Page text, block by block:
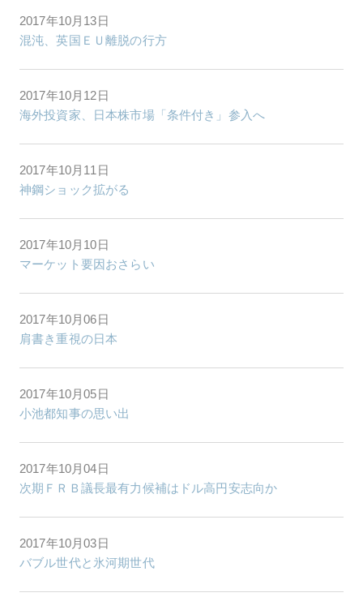
2017年10月13日
混沌、英国ＥＵ離脱の行方
2017年10月12日
海外投資家、日本株市場「条件付き」参入へ
2017年10月11日
神鋼ショック拡がる
2017年10月10日
マーケット要因おさらい
2017年10月06日
肩書き重視の日本
2017年10月05日
小池都知事の思い出
2017年10月04日
次期ＦＲＢ議長最有力候補はドル高円安志向か
2017年10月03日
バブル世代と氷河期世代